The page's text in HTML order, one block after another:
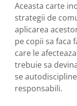
Aceasta carte
strategii de
aplicarea
pe copii sa faca
care le
trebuie sa
se
responsabili.